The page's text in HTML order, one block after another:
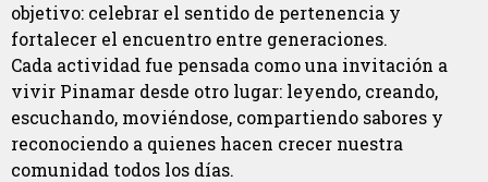
objetivo: celebrar el sentido de pertenencia y
fortalecer el encuentro entre generaciones.
Cada actividad fue pensada como una invitación a
vivir Pinamar desde otro lugar: leyendo, creando,
escuchando, moviéndose, compartiendo sabores y
reconociendo a quienes hacen crecer nuestra
comunidad todos los días.